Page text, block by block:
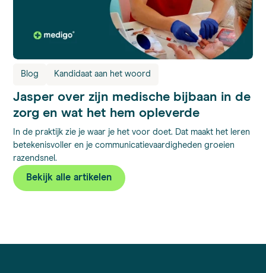
Blog Kandidaat aan het woord
Jasper over zijn medische bijbaan in de
zorg en wat het hem opleverde
In de praktijk zie je waar je het voor doet. Dat maakt het leren
betekenisvoller en je communicatievaardigheden groeien
razendsnel.
Bekijk alle artikelen